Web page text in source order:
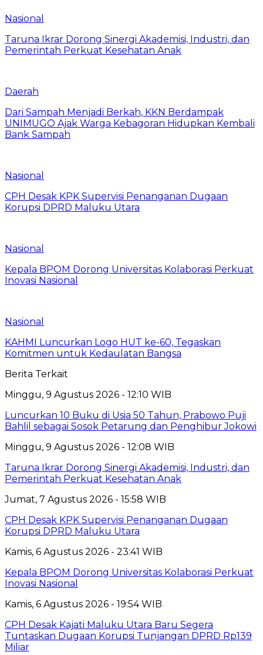
Nasional
Taruna Ikrar Dorong Sinergi Akademisi, Industri, dan
Pemerintah Perkuat Kesehatan Anak
Daerah
Dari Sampah Menjadi Berkah, KKN Berdampak
UNIMUGO Ajak Warga Kebagoran Hidupkan Kembali
Bank Sampah
Nasional
CPH Desak KPK Supervisi Penanganan Dugaan
Korupsi DPRD Maluku Utara
Nasional
Kepala BPOM Dorong Universitas Kolaborasi Perkuat
Inovasi Nasional
Nasional
KAHMI Luncurkan Logo HUT ke-60, Tegaskan
Komitmen untuk Kedaulatan Bangsa
Berita Terkait
Minggu, 9 Agustus 2026 - 12:10 WIB
Luncurkan 10 Buku di Usia 50 Tahun, Prabowo Puji
Bahlil sebagai Sosok Petarung dan Penghibur Jokowi
Minggu, 9 Agustus 2026 - 12:08 WIB
Taruna Ikrar Dorong Sinergi Akademisi, Industri, dan
Pemerintah Perkuat Kesehatan Anak
Jumat, 7 Agustus 2026 - 15:58 WIB
CPH Desak KPK Supervisi Penanganan Dugaan
Korupsi DPRD Maluku Utara
Kamis, 6 Agustus 2026 - 23:41 WIB
Kepala BPOM Dorong Universitas Kolaborasi Perkuat
Inovasi Nasional
Kamis, 6 Agustus 2026 - 19:54 WIB
CPH Desak Kajati Maluku Utara Baru Segera
Tuntaskan Dugaan Korupsi Tunjangan DPRD Rp139
Miliar